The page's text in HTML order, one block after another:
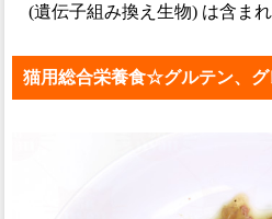
(遺伝子組み換え生物) は含まれ
猫用総合栄養食☆グルテン、グ